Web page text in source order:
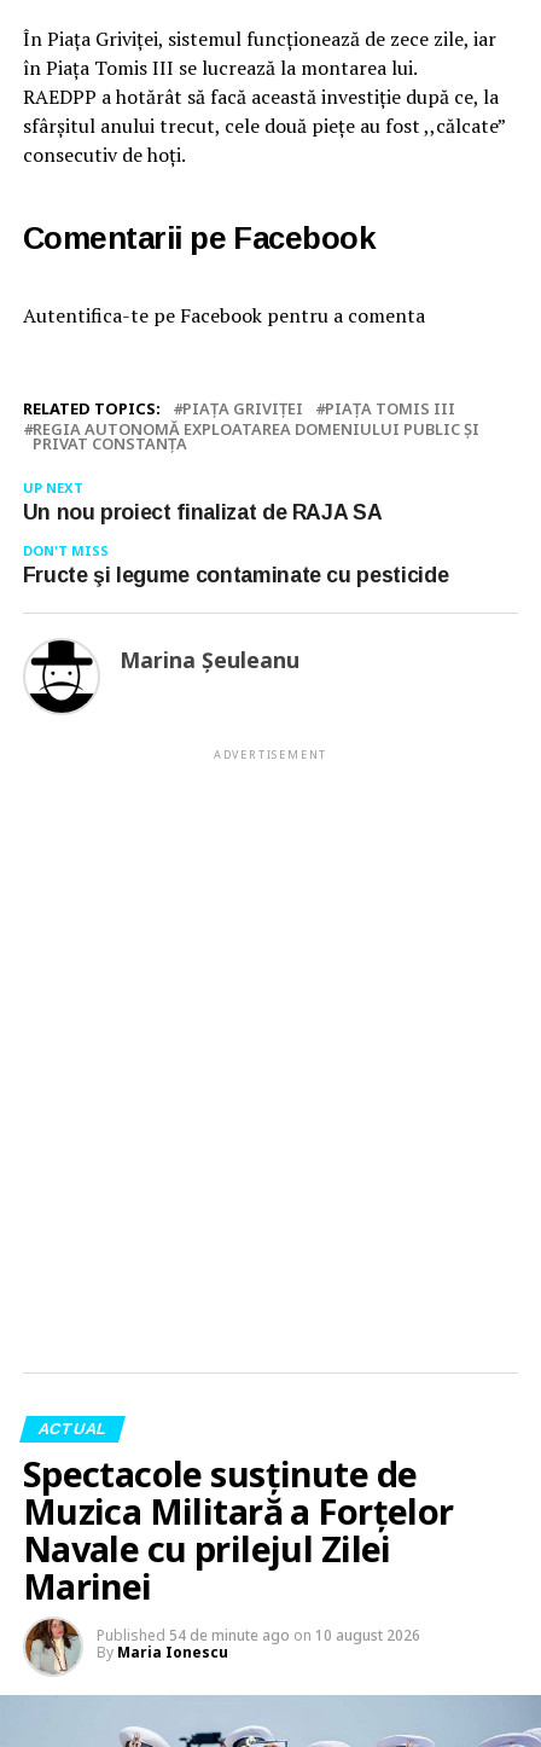
În Piaţa Griviţei, sistemul funcţionează de zece zile, iar
în Piaţa Tomis III se lucrează la montarea lui.
RAEDPP a hotărât să facă această investiţie după ce, la
sfârşitul anului trecut, cele două pieţe au fost ,,călcate”
consecutiv de hoţi.
Comentarii pe Facebook
Autentifica-te pe Facebook pentru a comenta
RELATED TOPICS: PIAŢA GRIVIŢEI
PIAŢA TOMIS III
REGIA AUTONOMĂ EXPLOATAREA DOMENIULUI PUBLIC ŞI
PRIVAT CONSTANŢA
UP NEXT
Un nou proiect finalizat de RAJA SA
DON'T MISS
Fructe şi legume contaminate cu pesticide
Marina Şeuleanu
ADVERTISEMENT
ACTUAL
Spectacole susținute de
Muzica Militară a Forțelor
Navale cu prilejul Zilei
Marinei
Published 54 de minute ago on 10 august 2026
By Maria Ionescu